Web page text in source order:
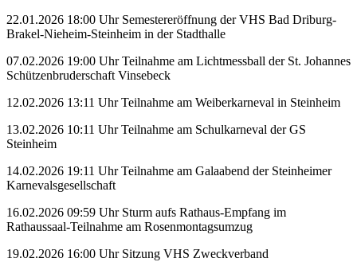
22.01.2026 18:00 Uhr Semestereröffnung der VHS Bad Driburg-
Brakel-Nieheim-Steinheim in der Stadthalle
07.02.2026 19:00 Uhr Teilnahme am Lichtmessball der St. Johannes
Schützenbruderschaft Vinsebeck
12.02.2026 13:11 Uhr Teilnahme am Weiberkarneval in Steinheim
13.02.2026 10:11 Uhr Teilnahme am Schulkarneval der GS
Steinheim
14.02.2026 19:11 Uhr Teilnahme am Galaabend der Steinheimer
Karnevalsgesellschaft
16.02.2026 09:59 Uhr Sturm aufs Rathaus-Empfang im
Rathaussaal-Teilnahme am Rosenmontagsumzug
19.02.2026 16:00 Uhr Sitzung VHS Zweckverband